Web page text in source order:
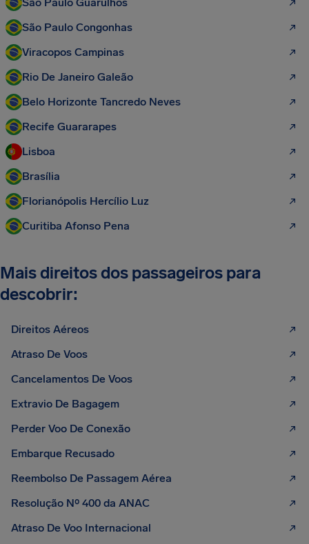
São Paulo Congonhas
Viracopos Campinas
Rio De Janeiro Galeão
Belo Horizonte Tancredo Neves
Recife Guararapes
Lisboa
Brasília
Florianópolis Hercílio Luz
Curitiba Afonso Pena
Mais direitos dos passageiros para
descobrir:
Direitos Aéreos
Atraso De Voos
Cancelamentos De Voos
Extravio De Bagagem
Perder Voo De Conexão
Embarque Recusado
Reembolso De Passagem Aérea
Resolução Nº 400 da ANAC
Atraso De Voo Internacional